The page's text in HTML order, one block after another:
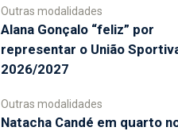
Outras modalidades
Alana Gonçalo “feliz” por
representar o União
2026/2027
Outras modalidades
Natacha Candé em quarto